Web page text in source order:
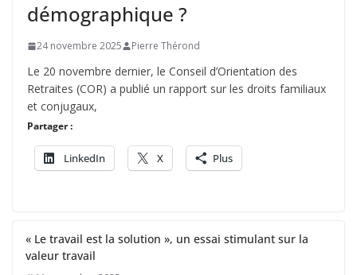
démographique ?
24 novembre 2025 Pierre Thérond
Le 20 novembre dernier, le Conseil d’Orientation des
Retraites (COR) a publié un rapport sur les droits familiaux
et conjugaux,
Partager :
LinkedIn X Plus
« Le travail est la solution », un essai stimulant sur la
valeur travail